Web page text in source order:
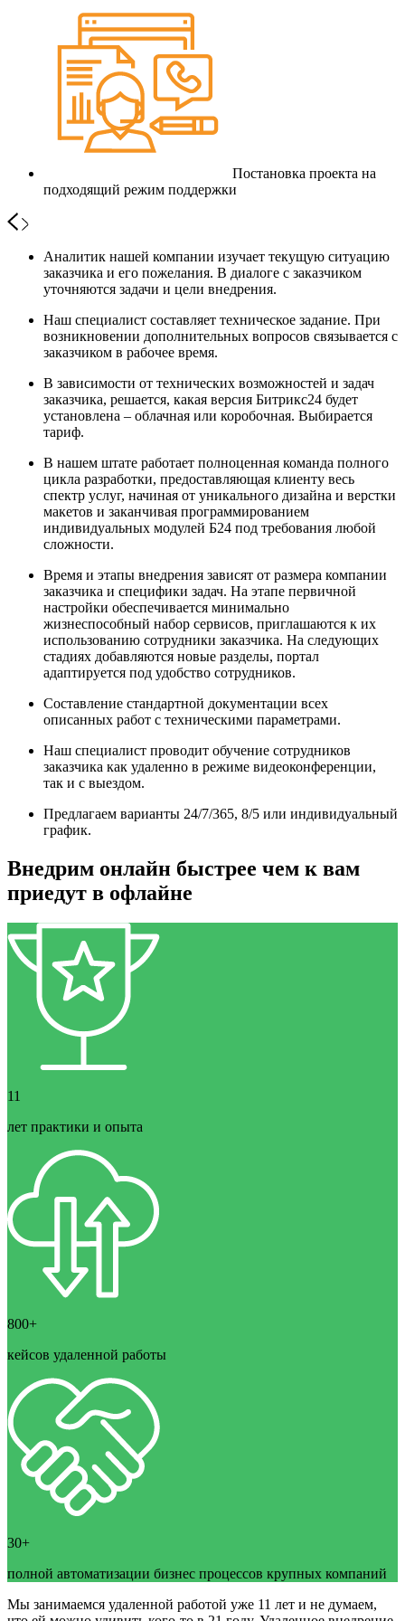
Постановка проекта на
подходящий режим поддержки
Аналитик нашей компании изучает текущую ситуацию
заказчика и его пожелания. В диалоге с заказчиком
уточняются задачи и цели внедрения.
Наш специалист составляет техническое задание. При
возникновении дополнительных вопросов связывается с
заказчиком в рабочее время.
В зависимости от технических возможностей и задач
заказчика, решается, какая версия Битрикс24 будет
установлена – облачная или коробочная. Выбирается
тариф.
В нашем штате работает полноценная команда полного
цикла разработки, предоставляющая клиенту весь
спектр услуг, начиная от уникального дизайна и верстки
макетов и заканчивая программированием
индивидуальных модулей Б24 под требования любой
сложности.
Время и этапы внедрения зависят от размера компании
заказчика и специфики задач. На этапе первичной
настройки обеспечивается минимально
жизнеспособный набор сервисов, приглашаются к их
использованию сотрудники заказчика. На следующих
стадиях добавляются новые разделы, портал
адаптируется под удобство сотрудников.
Составление стандартной документации всех
описанных работ с техническими параметрами.
Наш специалист проводит обучение сотрудников
заказчика как удаленно в режиме видеоконференции,
так и с выездом.
Предлагаем варианты 24/7/365, 8/5 или индивидуальный
график.
Внедрим онлайн быстрее чем к вам
приедут в офлайне
11
лет практики и опыта
800+
кейсов удаленной работы
30+
полной автоматизации бизнес процессов крупных компаний
Мы занимаемся удаленной работой уже 11 лет и не думаем,